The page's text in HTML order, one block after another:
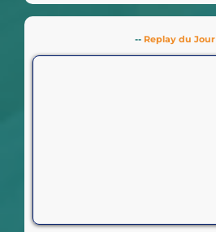
-- Replay du Jour